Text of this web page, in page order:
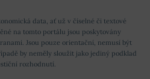
data, ať už v číselné či textové
na tomto portálu jsou poskytovány
Jsou pouze orientační, nemusí být
by neměly sloužit jako jediný podklad
rozhodnutí.